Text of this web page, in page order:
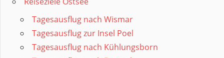
Tagesausflug nach Wismar
Tagesausflug zur Insel Poel
Tagesausflug nach Kühlungsborn